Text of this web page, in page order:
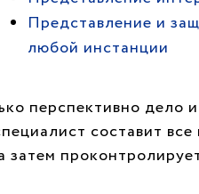
Представление и
любой инстанции
перспективно дело
составит
затем